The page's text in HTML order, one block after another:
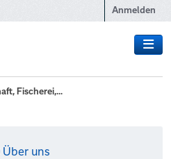
Anmelden
Fischerei,...
Über uns